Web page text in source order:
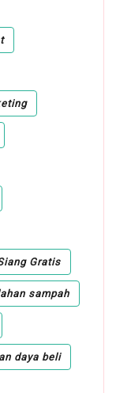
Gratis
sampah
daya beli